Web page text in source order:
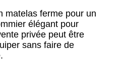
matelas ferme pour un
élégant pour
privée peut être
sans faire de